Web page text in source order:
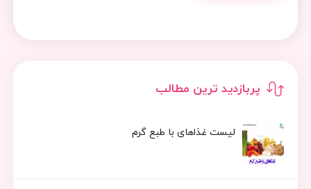
پربازدید ترین مطالب
لیست غذاهای با طبع گرم